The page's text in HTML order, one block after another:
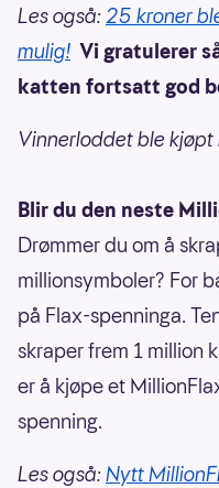
Les også: 25 kroner
mulig! Vi gratulerer
katten fortsatt god
Vinnerloddet ble kjøpt
Blir du den neste
Drømmer du om å
millionsymboler? For
på Flax-spenninga.
skraper frem 1 million
er å kjøpe et
spenning.
Les også: Nytt